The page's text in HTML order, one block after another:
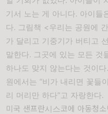
기서 노는 게 아니다. 아이들
다. 그림책 <우리는 공원에
가 달리고 기중기가 버티고
말한다. 그곳에 있는 모든 것
하나도 맞지 않는다는 것이
원에서는 “비가 내리면 꽃들
리 머리만 하다”고 자랑한다.
미국 샌프란시스코에 아동청